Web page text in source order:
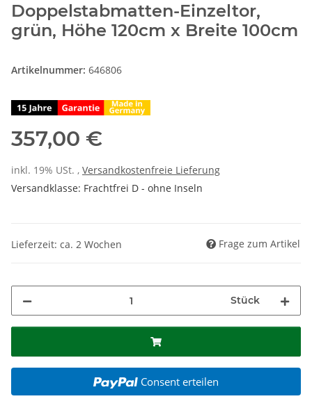
Doppelstabmatten-Einzeltor,
grün, Höhe 120cm x Breite 100cm
Artikelnummer: 646806
357,00 €
inkl. 19% USt. , Versandkostenfreie Lieferung
Versandklasse: Frachtfrei D - ohne Inseln
Lieferzeit: ca. 2 Wochen Frage zum Artikel
Stück
Consent erteilen